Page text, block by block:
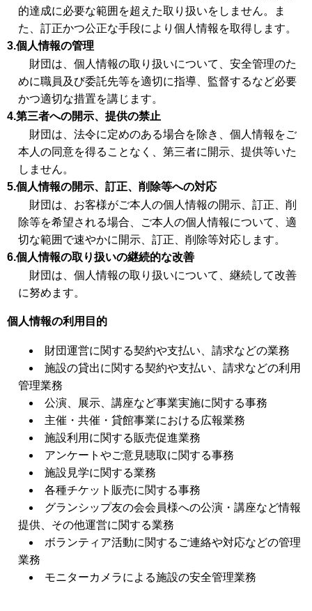
的達成に必要な範囲を超えた取り扱いをしません。ま
た、訂正かつ公正な手段により個人情報を取得します。
3.個人情報の管理
財団は、個人情報の取り扱いについて、安全管理のた
めに職員及び委託先等を適切に指導、監督するなど必要
かつ適切な措置を講じます。
4.第三者への開示、提供の禁止
財団は、法令に定めのある場合を除き、個人情報をご
本人の同意を得ることなく、第三者に開示、提供等いた
しません。
5.個人情報の開示、訂正、削除等への対応
財団は、お客様がご本人の個人情報の開示、訂正、削
除等を希望される場合、ご本人の個人情報について、適
切な範囲で速やかに開示、訂正、削除等対応します。
6.個人情報の取り扱いの継続的な改善
財団は、個人情報の取り扱いについて、継続して改善
に努めます。
個人情報の利用目的
財団運営に関する契約や支払い、請求などの業務
施設の貸出に関する契約や支払い、請求などの利用
管理業務
公演、展示、講座など事業実施に関する事務
主催・共催・貸館事業における広報業務
施設利用に関する販売促進業務
アンケートやご意見聴取に関する事務
施設見学に関する業務
各種チケット販売に関する事務
グランシップ友の会会員様への公演・講座など情報
提供、その他運営に関する業務
ボランティア活動に関するご連絡や対応などの管理
業務
モニターカメラによる施設の安全管理業務